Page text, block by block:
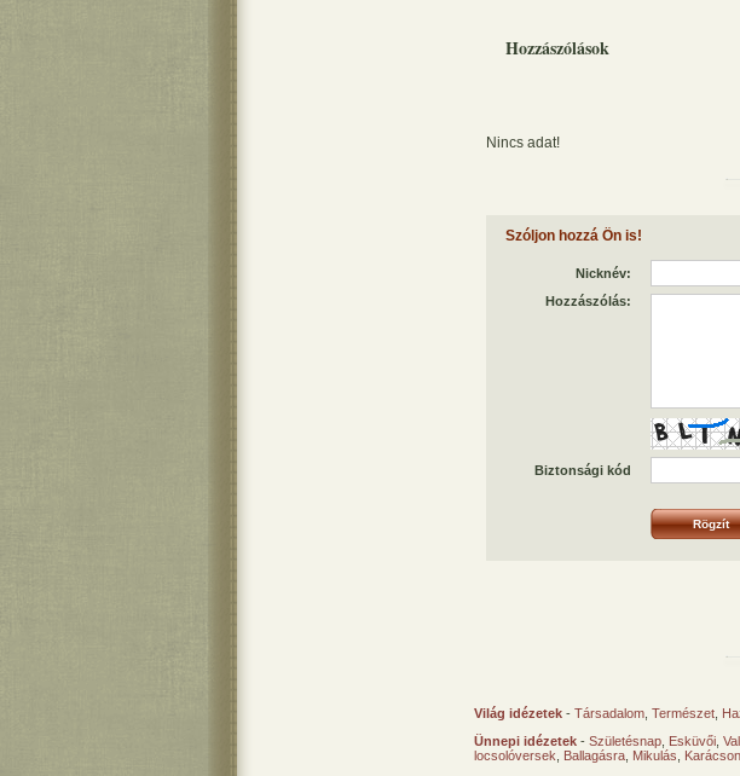
Hozzászólások
Nincs adat!
Szóljon hozzá Ön is!
Nicknév:
Hozzászólás:
Biztonsági kód
Világ idézetek - Társadalom Természet
Ünnepi idézetek - Születésnap Esküvői
locsolóversek
Ballagásra Mikulás